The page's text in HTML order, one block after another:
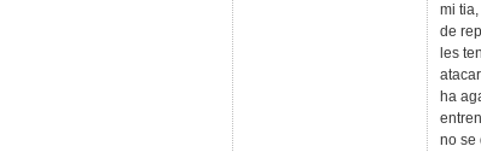
mi
de
les
ha
no se